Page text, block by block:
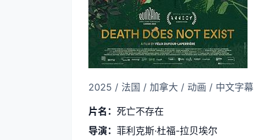
2025 / 法国 / 加拿大 / 动画 / 中文字幕
片名： 死亡不存在
导演： 菲利克斯·杜福-拉贝埃尔